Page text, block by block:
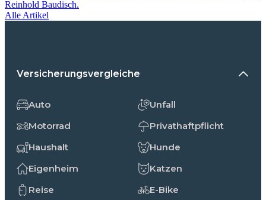
Reinhold Baudisch.
Alle Artikel
Versicherungsvergleiche
Auto
Motorrad
Haushalt
Eigenheim
Reise
Unfall
Privathaftpflicht
Hunde
Katzen
E-Bike